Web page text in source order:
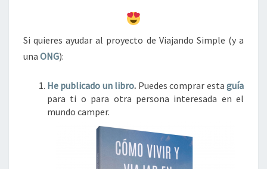
Si quieres ayudar al proyecto de Viajando Simple (y a
una ONG):
He publicado un libro. Puedes comprar estaguía
para ti o para otra persona interesada en el
mundo camper.